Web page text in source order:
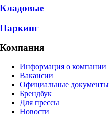
Кладовые
Паркинг
Компания
Информация о компании
Вакансии
Официальные документы
Брендбук
Для прессы
Новости